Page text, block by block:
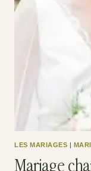
LES MARIAGES |
Mariage